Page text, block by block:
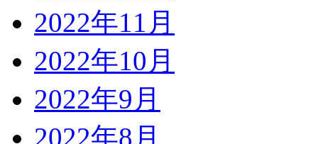
2022年11月
2022年10月
2022年9月
2022年8月